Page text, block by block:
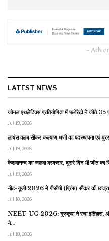
-
LATEST NEWS
जोनल एथलेटिक्स प्रतियोगिता में फ्लोरेटो ने जीते 35
Jul 19, 2026
लायंस क्लब सीकर कल्याण धणी का पदस्थापना एवं
Jul 19, 2026
केशवानन्द का जलवा बरकरार, दूसरे दिन भी जीत का
Jul 19, 2026
नीट-यूजी 2026 में पीसीपी (प्रिंस) सीकर की छात्रा
Jul 18, 2026
NEET-UG 2026: गुरुकृपा ने रचा इतिहास,
ने…
Jul 18, 2026